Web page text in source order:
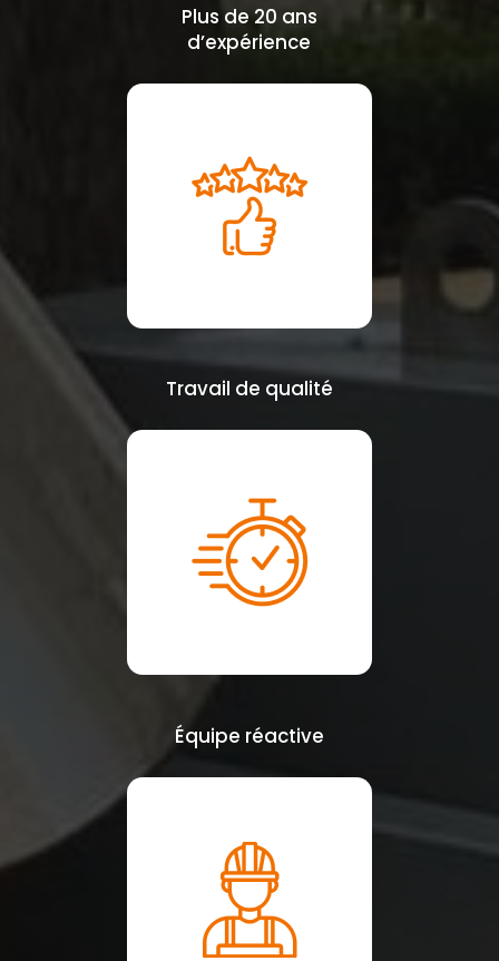
Plus de 20 ans
d’expérience
Travail de qualité
Équipe réactive